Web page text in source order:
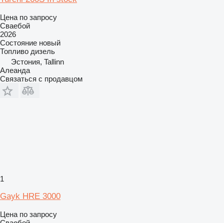
Цена по запросу
Сваебой
2026
Состояние новый
Топливо дизель
Эстония, Tallinn
Алеанда
Связаться с продавцом
1
Gayk HRE 3000
Цена по запросу